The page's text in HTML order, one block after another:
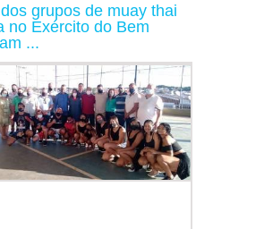
grupos de muay thai
no Exército do Bem
...